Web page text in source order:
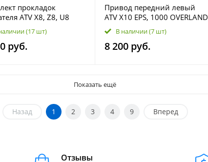
прокладок
ATV X8, Z8, U8
0000A1(17 шт)
руб.
Привод передний левый
ATV X10 EPS, 1000 OVERLAND
EPS 9AY0-270100
В наличии(7 шт)
8 200 руб.
Показать ещё
Назад 1 2 3 4 9 Вперед
Отзывы